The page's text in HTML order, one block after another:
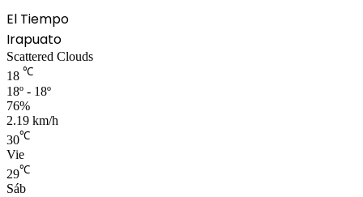
El Tiempo
Irapuato
Scattered Clouds
18 ℃
18º - 18º
76%
2.19 km/h
30℃
Vie
29℃
Sáb